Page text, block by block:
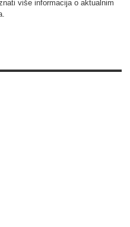
više informacija o aktualnim